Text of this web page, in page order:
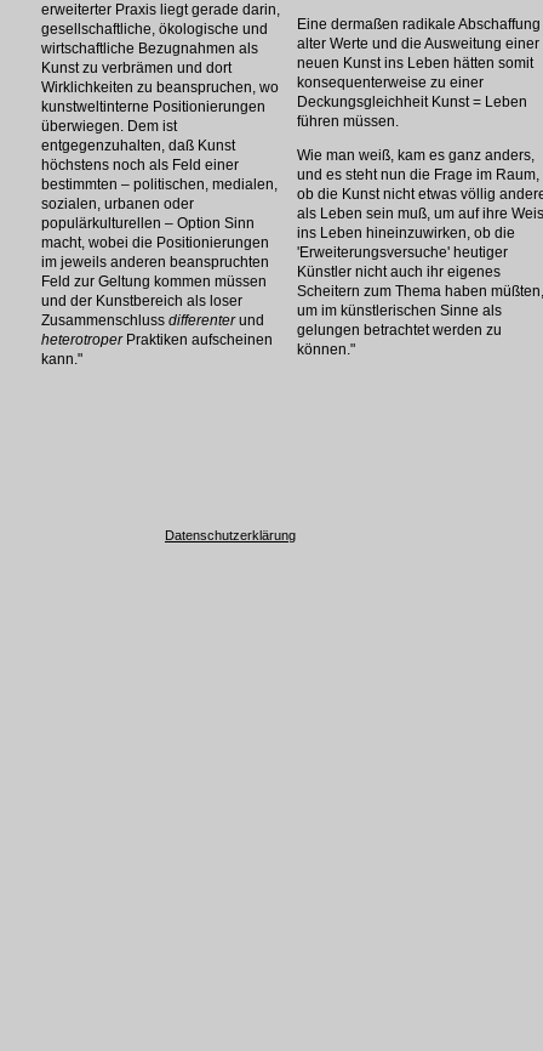
Eine dermaßen radikale Abschaffung
alter Werte und die Ausweitung einer
neuen Kunst ins Leben hätten somit
konsequenterweise zu einer
Deckungsgleichheit Kunst = Leben
führen müssen.
Wie man weiß, kam es ganz anders,
und es steht nun die Frage im Raum,
ob die Kunst nicht etwas völlig
als Leben sein muß, um auf ihre
ins Leben hineinzuwirken, ob die
'Erweiterungsversuche' heutiger
Künstler nicht auch ihr eigenes
Scheitern zum Thema haben müßten,
um im künstlerischen Sinne als
gelungen betrachtet werden zu
können."
erweiterter Praxis liegt gerade darin,
gesellschaftliche, ökologische und
wirtschaftliche Bezugnahmen als
Kunst zu verbrämen und dort
Wirklichkeiten zu beanspruchen, wo
kunstweltinterne Positionierungen
überwiegen. Dem ist
entgegenzuhalten, daß Kunst
höchstens noch als Feld einer
bestimmten – politischen, medialen,
sozialen, urbanen oder
populärkulturellen – Option Sinn
macht, wobei die Positionierungen
im jeweils anderen beanspruchten
Feld zur Geltung kommen müssen
und der Kunstbereich als loser
Zusammenschluss differenterund
heterotroperPraktiken aufscheinen
kann."
Datenschutzerklärung